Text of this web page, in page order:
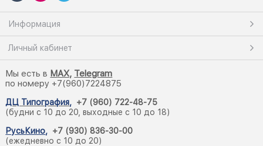
Информация
Личный кабинет
Мы есть в MAX, Telegram
по номеру +7(960)7224875
ДЦ Типография, +7 (960) 722-48-75
(будни с 10 до 20, выходные с 10 до 18)
РусьКино, +7 (930) 836-30-00
(ежедневно с 10 до 20)